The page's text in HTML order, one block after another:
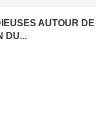
AUTOUR DE
DU...